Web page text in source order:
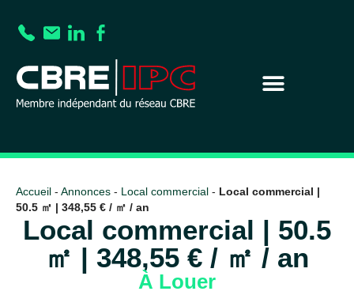
Accueil - Annonces - Local commercial - Local commercial |
50.5 ㎡ | 348,55 € / ㎡ / an
Local commercial | 50.5
㎡ | 348,55 € / ㎡ / an
À Louer